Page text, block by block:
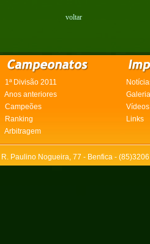
voltar
1ª Divisão 2011
Anos anteriores
Campeões
Vídeos
Ranking
Links
Arbitragem
R. Paulino Nogueira, 77 - Benfica -